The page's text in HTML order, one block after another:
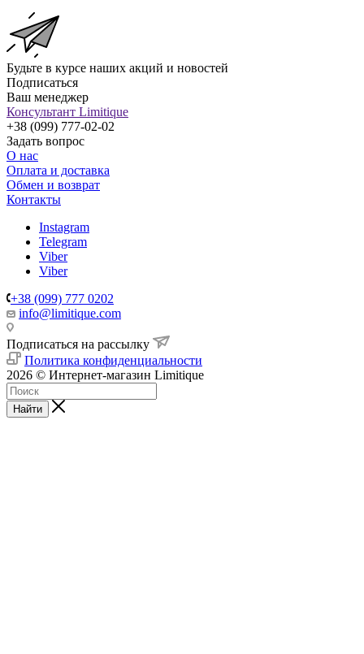
Будьте в курсе наших акций и новостей
Подписаться
Ваш менеджер
Консультант Limitique
+38 (099) 777-02-02
Задать вопрос
О нас
Оплата и доставка
Обмен и возврат
Контакты
Instagram
Telegram
Viber
Viber
+38 (099) 777 0202
info@limitique.com
Подписаться на рассылку
Политика конфиденциальности
2026 © Интернет-магазин Limitique
Найти